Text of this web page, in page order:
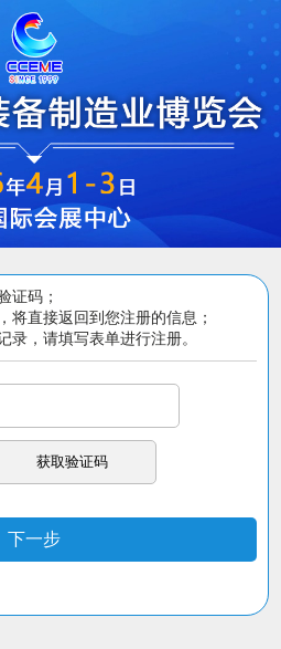
证码；
将直接返回到您注册的信息；
录，请填写表单进行注册。